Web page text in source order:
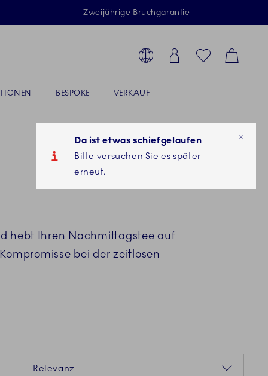
Zweijährige Bruchgarantie
Toolbar
Country selector overlay
Login FavoritesCart
Kollektionen suchen...
BESPOKE VERKAUF
hebt Ihren Nachmittagstee auf
bei der zeitlosen
Relevanz
Da ist etwas schiefgelaufen
Bitte versuchen Sie es später
erneut.